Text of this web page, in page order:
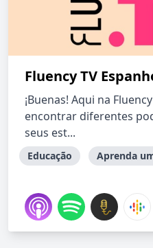
Fluency TV
¡Buenas! Aqui na
encontrar diferentes
seus est...
Educação Aprenda